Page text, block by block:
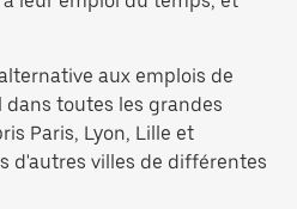
aux emplois de
toutes les grandes
Paris, Lyon, Lille et
d'autres villes de différentes